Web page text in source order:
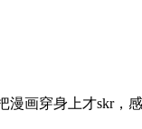
画穿身上才skr，